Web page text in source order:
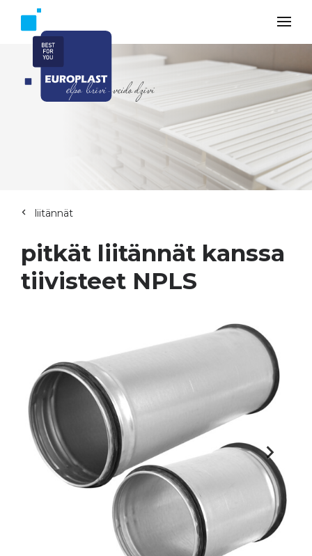
liitännät
pitkät liitännät kanssa
tiivisteet NPLS